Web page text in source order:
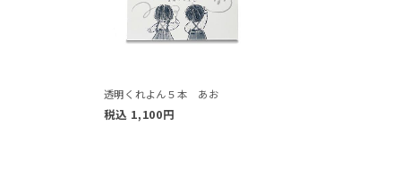
透明くれよん５本 あお
税込 1,100円